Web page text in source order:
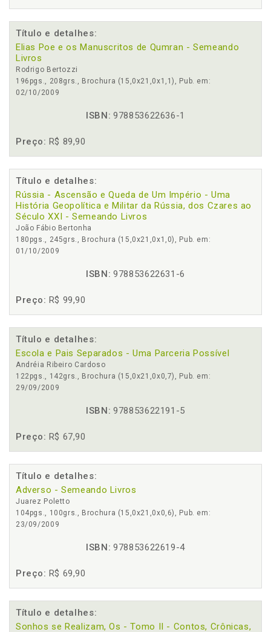
Título e detalhes:
Elias Poe e os Manuscritos de Qumran - Semeando
Livros
Rodrigo Bertozzi
196pgs., 208grs., Brochura (15,0x21,0x1,1), Pub. em:
02/10/2009
ISBN: 978853622636-1
Preço: R$ 89,90
Título e detalhes:
Rússia - Ascensão e Queda de Um Império - Uma
História Geopolítica e Militar da Rússia, dos Czares ao
Século XXI - Semeando Livros
João Fábio Bertonha
180pgs., 245grs., Brochura (15,0x21,0x1,0), Pub. em:
01/10/2009
ISBN: 978853622631-6
Preço: R$ 99,90
Título e detalhes:
Escola e Pais Separados - Uma Parceria Possível
Andréia Ribeiro Cardoso
122pgs., 142grs., Brochura (15,0x21,0x0,7), Pub. em:
29/09/2009
ISBN: 978853622191-5
Preço: R$ 67,90
Título e detalhes:
Adverso - Semeando Livros
Juarez Poletto
104pgs., 100grs., Brochura (15,0x21,0x0,6), Pub. em:
23/09/2009
ISBN: 978853622619-4
Preço: R$ 69,90
Título e detalhes:
Sonhos se Realizam, Os - Tomo II - Contos, Crônicas,